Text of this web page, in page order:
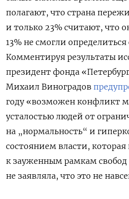
полагают, что страна
и только 23% считают, что
13% не смогли
Комментируя результаты
президент фонда
Михаил Виноградов
году «возможен конфликт
усталостью людей от
на „нормальность“ и
состоянием власти,
к зауженным рамкам свобод
не заявляла, что это не